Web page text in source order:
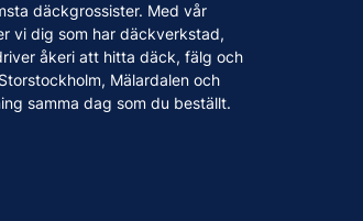
däckgrossister. Med vår
vi dig som har däckverkstad,
åkeri att hitta däck, fälg och
Mälardalen och
samma dag som du beställt.